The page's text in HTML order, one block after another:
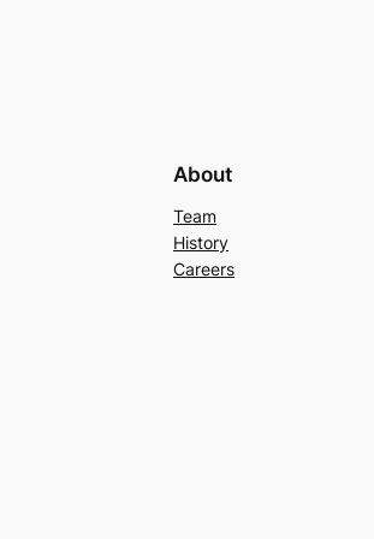
About
Team
History
Careers